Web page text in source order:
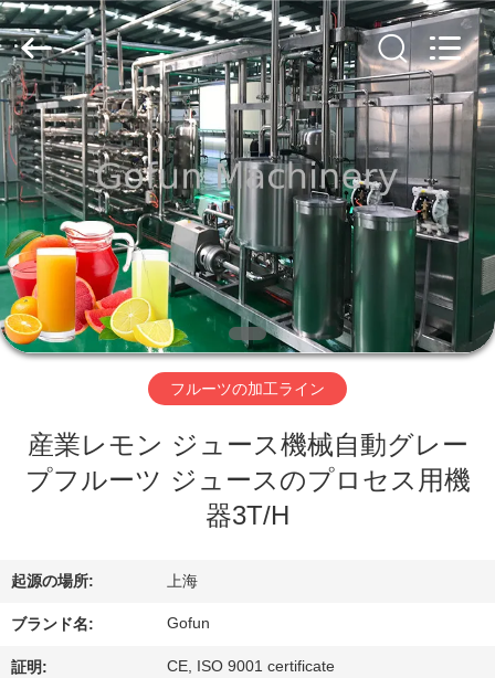
家
プ
ロ
ダ
ク
ビ
デ
VR
シ
2019
-
2026
Shanghai
Gofun
Machinery
Co.,
Ltd..
All
Rights
Reserved.
フルーツの加工ライン
産業レモン ジュース機械自動グレー
プフルーツ ジュースのプロセス用機
器3T/H
起源の場所: 上海
ブランド名: Gofun
証明: CE, ISO 9001 certificate